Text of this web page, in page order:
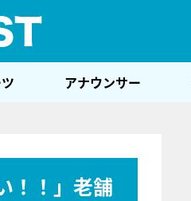
アナウンサー
！！」老舗